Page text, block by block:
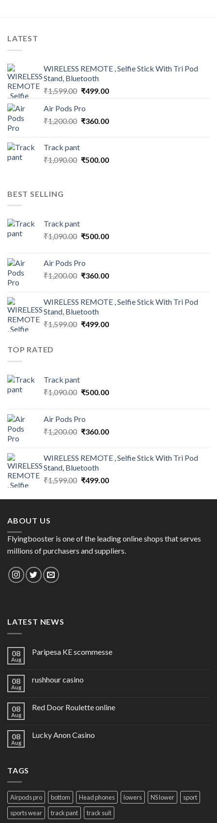
LATEST
WIRELESS REMOTE , Selfie Stick With Tri Pod
Stand, Bluetooth
₹1,599.00 Original
was:
₹1,599.00.
₹499.00Current
₹499.00.
Air Pods Pro
₹1,200.00 Original
₹360.00Current
Track pant
₹1,090.00 Original
₹500.00Current
BEST SELLING
Track pant
₹1,090.00 Original
₹1,090.00.
₹500.00Current
Air Pods Pro
₹1,200.00 Original
₹1,200.00.
₹360.00Current
₹360.00.
WIRELESS REMOTE , Selfie Stick With Tri Pod
Stand, Bluetooth
₹1,599.00 Original
₹499.00Current
TOP RATED
Track pant
₹1,090.00 Original
₹1,090.00.
₹500.00Current
Air Pods Pro
₹1,200.00 Original
₹1,200.00.
₹360.00Current
₹360.00.
WIRELESS REMOTE , Selfie Stick With Tri Pod
Stand, Bluetooth
₹1,599.00 Original
was:
₹499.00Current
is:
ABOUT US
Flyingbooster is one of the leading online shops that serves
millions of purchasers and suppliers.
LATEST NEWS
08
Aug
Paripesa KE scommesse
08
Aug
rushhour casino
08
Aug
Red Door Roulette online
08
Aug
Lucky Anon Casino
TAGS
Airpods pro bottom Head phones lowers NS lower
sport
sports wear
track pant track suit